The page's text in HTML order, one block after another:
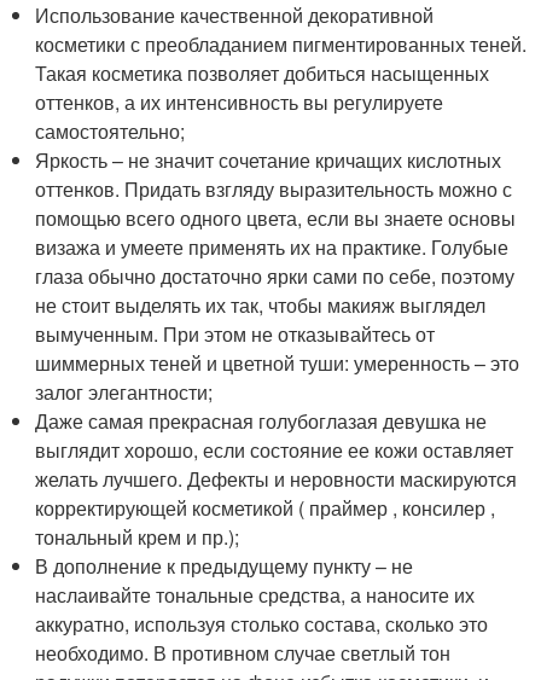
Использование качественной декоративной
косметики с преобладанием пигментированных теней.
Такая косметика позволяет добиться насыщенных
оттенков, а их интенсивность вы регулируете
самостоятельно;
Яркость – не значит сочетание кричащих кислотных
оттенков. Придать взгляду выразительность можно с
помощью всего одного цвета, если вы знаете основы
визажа и умеете применять их на практике. Голубые
глаза обычно достаточно ярки сами по себе, поэтому
не стоит выделять их так, чтобы макияж выглядел
вымученным. При этом не отказывайтесь от
шиммерных теней и цветной туши: умеренность – это
залог элегантности;
Даже самая прекрасная голубоглазая девушка не
выглядит хорошо, если состояние ее кожи оставляет
желать лучшего. Дефекты и неровности маскируются
корректирующей косметикой ( праймер , консилер ,
тональный крем и пр.);
В дополнение к предыдущему пункту – не
наслаивайте тональные средства, а наносите их
аккуратно, используя столько состава, сколько это
необходимо. В противном случае светлый тон